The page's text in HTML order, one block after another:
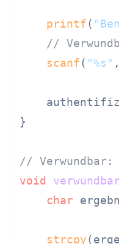
printf(
//
scanf( "%s"
}
// Verwundbar:
void
char
strcpy